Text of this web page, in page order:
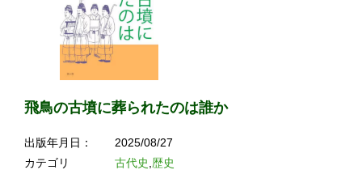
飛鳥の古墳に葬られたのは誰か
出版年月日：
2025/08/27
カテゴリ
古代史 歴史